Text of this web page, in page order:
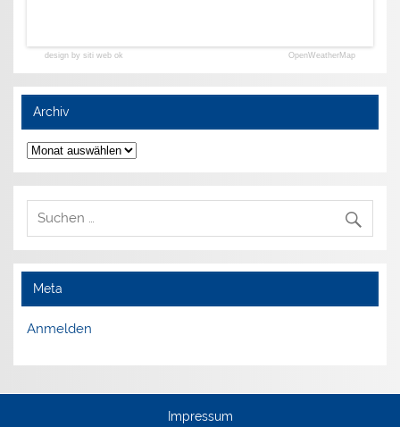
design by siti web ok OpenWeatherMap
Archiv
Archiv
Meta
Anmelden
Impressum